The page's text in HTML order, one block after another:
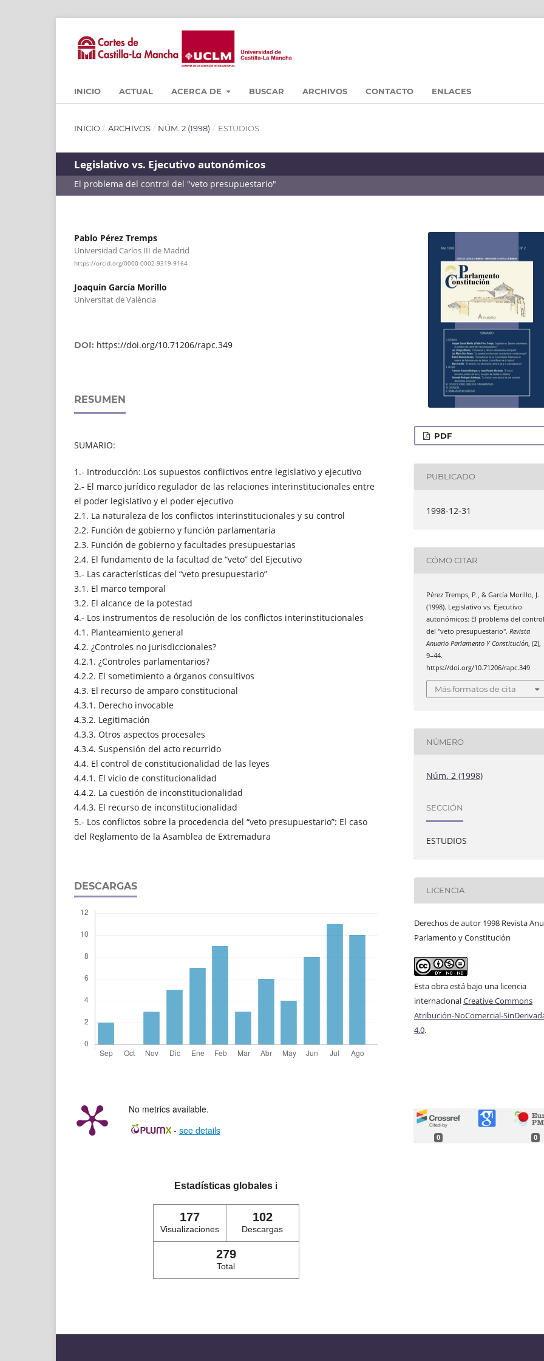
INICIO ACTUAL ACERCA DE BUSCAR ARCHIVOS CONTACTO ENLACES
INICIO / ARCHIVOS / NÚM. 2 (1998) / ESTUDIOS
Legislativo vs. Ejecutivo autonómicos
El problema del control del "veto presupuestario"
Pablo Pérez Tremps
Universidad Carlos III de Madrid
https://orcid.org/0000-0002-9319-9164
Joaquín García Morillo
Universitat de València
DOI: https://doi.org/10.71206/rapc.349
RESUMEN
SUMARIO:
1.- Introducción: Los supuestos conflictivos entre legislativo y ejecutivo
2.- El marco jurídico regulador de las relaciones interinstitucionales entre
el poder legislativo y el poder ejecutivo
2.1. La naturaleza de los conflictos interinstitucionales y su control
2.2. Función de gobierno y función parlamentaria
2.3. Función de gobierno y facultades presupuestarias
2.4. El fundamento de la facultad de “veto” del Ejecutivo
3.- Las características del “veto presupuestario”
3.1. El marco temporal
3.2. El alcance de la potestad
4.- Los instrumentos de resolución de los conflictos interinstitucionales
4.1. Planteamiento general
4.2. ¿Controles no jurisdiccionales?
4.2.1. ¿Controles parlamentarios?
4.2.2. El sometimiento a órganos consultivos
4.3. El recurso de amparo constitucional
4.3.1. Derecho invocable
4.3.2. Legitimación
4.3.3. Otros aspectos procesales
4.3.4. Suspensión del acto recurrido
4.4. El control de constitucionalidad de las leyes
4.4.1. El vicio de constitucionalidad
4.4.2. La cuestión de inconstitucionalidad
4.4.3. El recurso de inconstitucionalidad
5.- Los conflictos sobre la procedencia del “veto presupuestario”: El caso
del Reglamento de la Asamblea de Extremadura
DESCARGAS
No metrics available.
- see details
Estadísticas globales ℹ️
177
Visualizaciones
102
Descargas
279
Total
PDF
PUBLICADO
1998-12-31
CÓMO CITAR
Pérez Tremps, P., & García Morillo, J.
(1998). Legislativo vs. Ejecutivo
autonómicos: El problema del
del "veto presupuestario".Revista
Anuario Parlamento Y Constitución, (2),
9–44.
https://doi.org/10.71206/rapc.349
Más formatos de cita
NÚMERO
Núm. 2 (1998)
SECCIÓN
ESTUDIOS
LICENCIA
Derechos de autor 1998 Revista
Parlamento y Constitución
Esta obra está bajo una licencia
internacionalCreative Commons
Atribución-NoComercial-
4.0.
0 0